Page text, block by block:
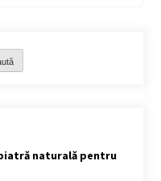
naturală pentru